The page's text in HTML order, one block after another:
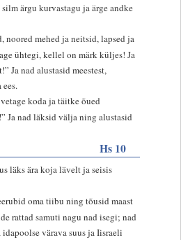
ärgu kurvastagu ja ärge andke
noored mehed ja neitsid, lapsed ja
ühtegi, kellel on märk küljes! Ja
Ja nad alustasid meestest,
koda ja täitke õued
Ja nad läksid välja ning alustasid
Hs 10
läks ära koja lävelt ja seisis
oma tiibu ning tõusid maast
rattad samuti nagu nad isegi; nad
värava suus ja Iisraeli